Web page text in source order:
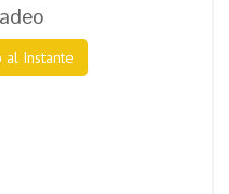
al Instante